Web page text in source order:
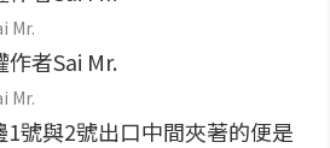
Mr.
Mr.
號與2號出口中間夾著的便是